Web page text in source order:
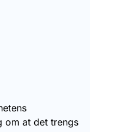
om at det trengs